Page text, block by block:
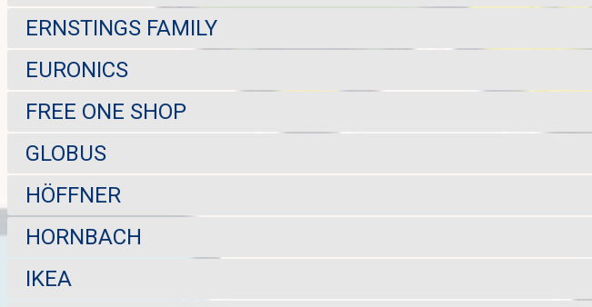
ERNSTINGS FAMILY
EURONICS
FREE ONE SHOP
GLOBUS
HÖFFNER
HORNBACH
IKEA